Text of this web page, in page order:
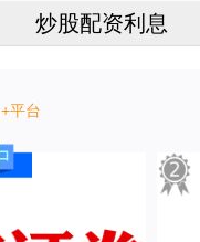
炒股配资利息
+平台